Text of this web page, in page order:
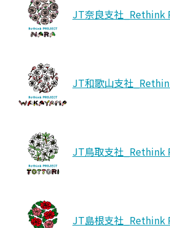
JT奈良支社_Rethink
JT和歌山支社
JT鳥取支社_Rethink
JT島根支社_Rethink